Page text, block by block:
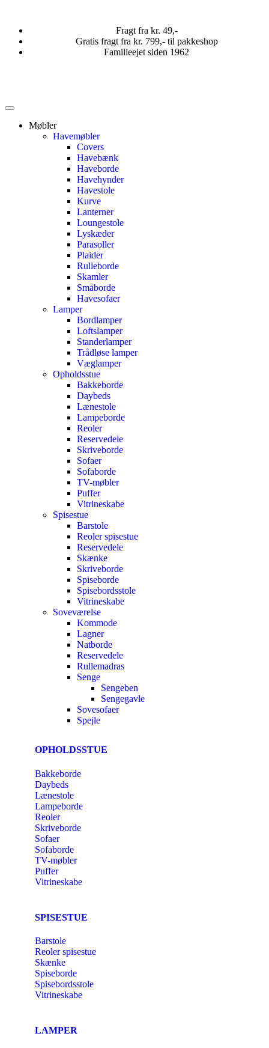
Fragt fra kr. 49,-
Gratis fragt fra kr. 799,- til pakkeshop
Familieejet siden 1962
Møbler
Havemøbler
Covers
Havebænk
Haveborde
Havehynder
Havestole
Kurve
Lanterner
Loungestole
Lyskæder
Parasoller
Plaider
Rulleborde
Skamler
Småborde
Havesofaer
Lamper
Bordlamper
Loftslamper
Standerlamper
Trådløse lamper
Væglamper
Opholdsstue
Bakkeborde
Daybeds
Lænestole
Lampeborde
Reoler
Reservedele
Skriveborde
Sofaer
Sofaborde
TV-møbler
Puffer
Vitrineskabe
Spisestue
Barstole
Reoler spisestue
Reservedele
Skænke
Skriveborde
Spiseborde
Spisebordsstole
Vitrineskabe
Soveværelse
Kommode
Lagner
Natborde
Reservedele
Rullemadras
Senge
Sengeben
Sengegavle
Sovesofaer
Spejle
OPHOLDSSTUE
Bakkeborde
Daybeds
Lænestole
Lampeborde
Reoler
Skriveborde
Sofaer
Sofaborde
TV-møbler
Puffer
Vitrineskabe
SPISESTUE
Barstole
Reoler spisestue
Skænke
Spiseborde
Spisebordsstole
Vitrineskabe
LAMPER